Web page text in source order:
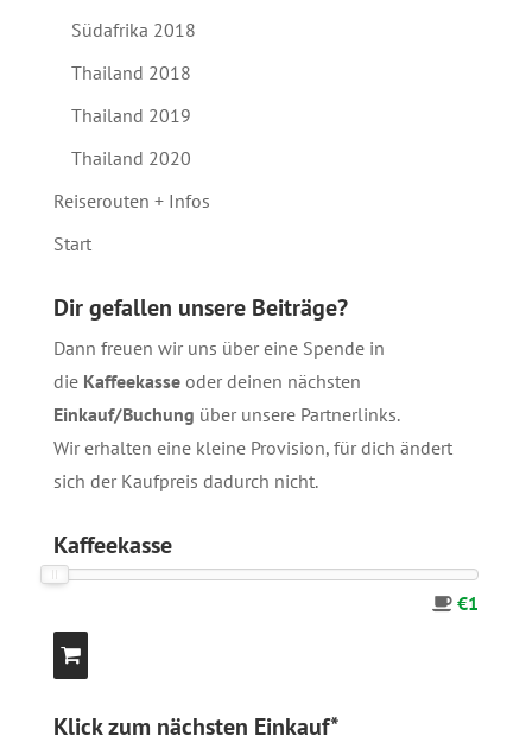
Südafrika 2018
Thailand 2018
Thailand 2019
Thailand 2020
Reiserouten + Infos
Start
Dir gefallen unsere Beiträge?
Dann freuen wir uns über eine Spende in
die Kaffeekasseoder deinen nächsten
Einkauf/Buchung über unsere Partnerlinks.
Wir erhalten eine kleine Provision, für dich ändert
sich der Kaufpreis dadurch nicht.
Kaffeekasse
€1
Klick zum nächsten Einkauf*